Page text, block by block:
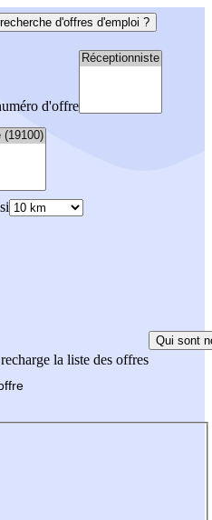
d'offres d'emploi ?
d'offre
la liste des offres
Qui sont